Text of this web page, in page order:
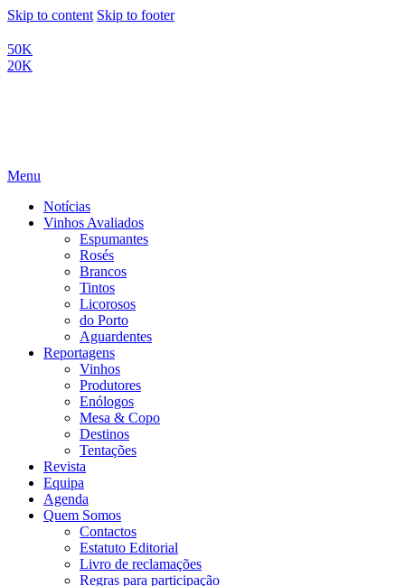
Skip to content Skip to footer
50K
20K
Menu
Notícias
Vinhos Avaliados
Espumantes
Rosés
Brancos
Tintos
Licorosos
do Porto
Aguardentes
Reportagens
Vinhos
Produtores
Enólogos
Mesa & Copo
Destinos
Tentações
Revista
Equipa
Agenda
Quem Somos
Contactos
Estatuto Editorial
Livro de reclamações
Regras para participação